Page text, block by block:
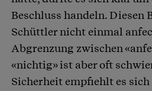
Beschluss handeln. Diesen
Schüttler nicht einmal
Abgrenzung zwischen
«nichtig» ist aber oft
Sicherheit empfiehlt es